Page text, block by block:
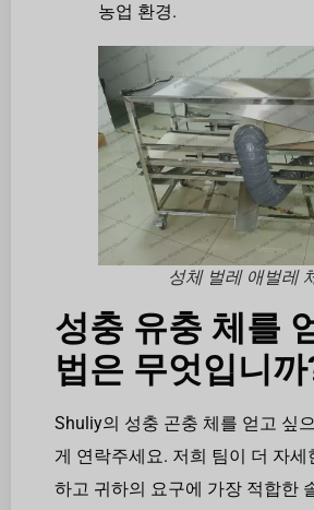
농업 환경.
성체 벌레 애벌레
성충 유충 체를
법은 무엇입니까
Shuliy의 성충 곤충 체를 얻고 싶
게 연락주세요. 저희 팀이 더 자세
하고 귀하의 요구에 가장 적합한